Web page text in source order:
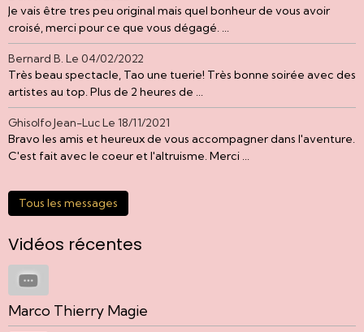
Je vais être tres peu original mais quel bonheur de vous avoir
croisé, merci pour ce que vous dégagé. ...
Bernard B. Le 04/02/2022
Très beau spectacle, Tao une tuerie! Très bonne soirée avec des
artistes au top. Plus de 2 heures de ...
Ghisolfo Jean-LucLe 18/11/2021
Bravo les amis et heureux de vous accompagner dans l'aventure.
C'est fait avec le coeur et l'altruisme. Merci ...
Tous les messages
Vidéos récentes
Marco Thierry Magie